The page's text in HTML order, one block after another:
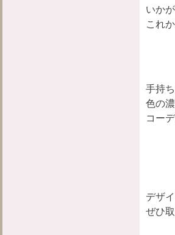
いか
これ
手持
色の
コー
デザ
ぜひ